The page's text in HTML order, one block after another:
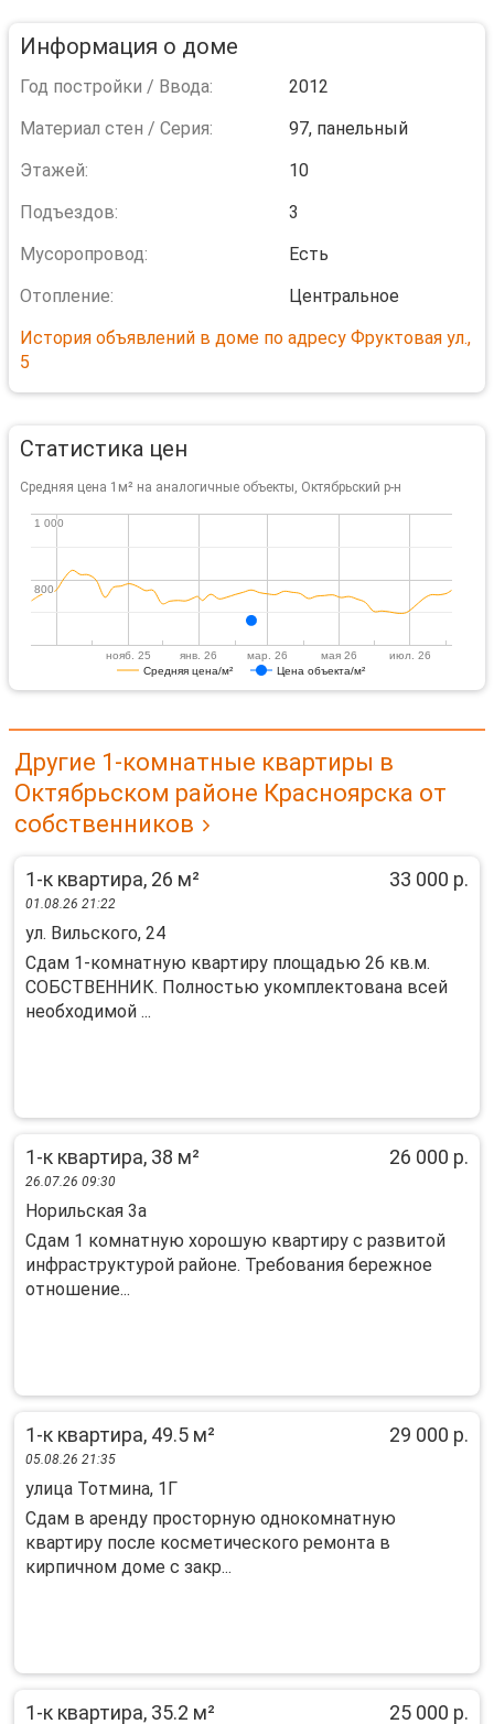
Информация о доме
Год постройки / Ввода:
2012
Материал стен / Серия:
97, панельный
Этажей:
10
Подъездов:
3
Мусоропровод:
Есть
Отопление:
Центральное
История объявлений в доме по адресу Фруктовая ул.,
5
Статистика цен
Средняя цена 1м² на аналогичные объекты, Октябрьский р-н
Средняя цена/м² Цена объекта/м²
нояб. 25 янв. 26 мар. 26 мая 26 июл. 26
800
800
1 000
1 000
Другие 1-комнатные квартиры в
Октябрьском районе Красноярска от
собственников
1-к квартира, 26 м² 33 000 р.
01.08.26 21:22
ул. Вильского, 24
Сдам 1-комнатную квартиру площадью 26 кв.м.
СОБСТВЕННИК. Полностью укомплектована всей
необходимой ...
1-к квартира, 38 м² 26 000 р.
26.07.26 09:30
Норильская 3а
Сдам 1 комнатную хорошую квартиру с развитой
инфраструктурой районе. Требования бережное
отношение...
1-к квартира, 49.5 м² 29 000 р.
05.08.26 21:35
улица Тотмина, 1Г
Сдам в аренду просторную однокомнатную
квартиру после косметического ремонта в
кирпичном доме с закр...
1-к квартира, 35.2 м² 25 000 р.